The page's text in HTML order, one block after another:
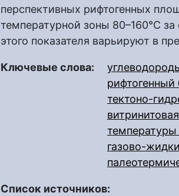
перспективных рифтогенных
температурной зоны 80–160°С за
этого показателя варьируют в
Ключевые слова:
рифтогенный
тектоно-
температуры
газово-
Список источников: